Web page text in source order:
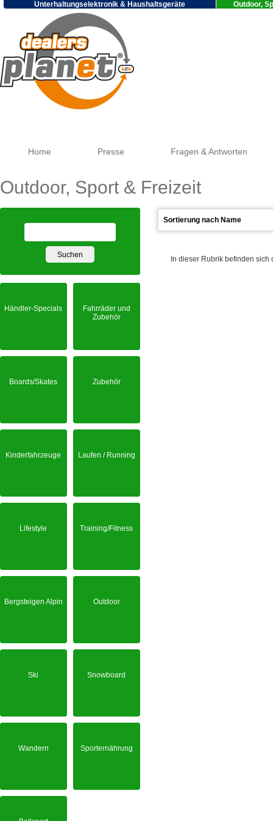
Unterhaltungselektronik & Haushaltsgeräte Outdoor,
Home Presse Fragen & Antworten
Outdoor, Sport & Freizeit
In dieser Rubrik befinden
Händler-Specials
Fahrräder und
Zubehör
Boards/Skates Zubehör
Kinderfahrzeuge Laufen / Running
Lifestyle Training/Fitness
Bergsteigen Alpin Outdoor
Ski Snowboard
Wandern Sporternährung